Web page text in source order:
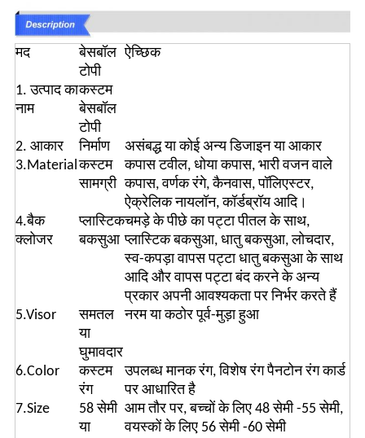
मद
बेसबॉल
टोपी
ऐच्छिक
1. उत्पाद का
नाम
कस्टम
बेसबॉल
टोपी
2. आकार
निर्माण
असंबद्ध या कोई अन्य डिजाइन या आकार
3.Materialकस्टम
सामग्री
कपास टवील, धोया कपास, भारी वजन वाले
कपास, वर्णक रंगे, कैनवास, पॉलिएस्टर,
ऐक्रेलिक नायलॉन, कॉर्डब्रॉय आदि।
4.बैक
क्लोजर
प्लास्टिक
बकसुआ
चमड़े के पीछे का पट्टा पीतल के साथ,
प्लास्टिक बकसुआ, धातु बकसुआ, लोचदार,
स्व-कपड़ा वापस पट्टा धातु बकसुआ के साथ
आदि और वापस पट्टा बंद करने के अन्य
प्रकार अपनी आवश्यकता पर निर्भर करते हैं
5.Visor
समतल
या
घुमावदार
नरम या कठोर पूर्व-मुड़ा हुआ
6.Color
कस्टम
रंग
उपलब्ध मानक रंग, विशेष रंग पैनटोन रंग कार्ड
पर आधारित है
7.Size
58 सेमी
या
आम तौर पर, बच्चों के लिए 48 सेमी -55 सेमी,
वयस्कों के लिए 56 सेमी -60 सेमी